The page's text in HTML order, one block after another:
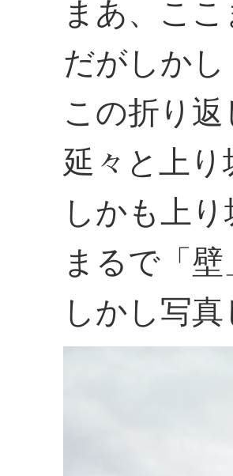
まあ、こ
だがしかし
この折り
延々と上
しかも上
まるで「
しかし写